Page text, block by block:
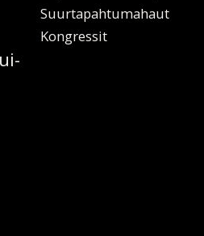
Suur­ta­pah­tu­ma­haut
Kongres­sit